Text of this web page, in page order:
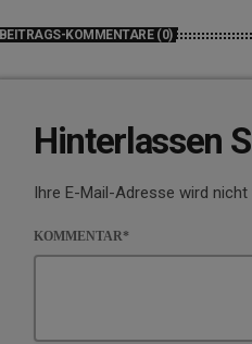
BEITRAGS-KOMMENTARE (0)
Hinterlassen
Ihre E-Mail-Adresse wird
KOMMENTAR*